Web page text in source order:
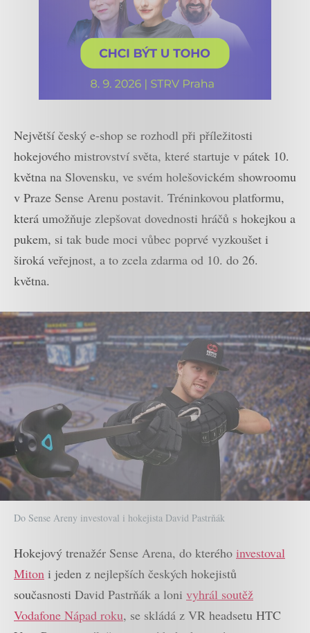
Největší český e-shop se rozhodl při příležitosti
hokejového mistrovství světa, které startuje v pátek 10.
května na Slovensku, ve svém holešovickém showroomu
v Praze Sense Arenu postavit. Tréninkovou platformu,
která umožňuje zlepšovat dovednosti hráčů s hokejkou a
pukem, si tak bude moci vůbec poprvé vyzkoušet i
široká veřejnost, a to zcela zdarma od 10. do 26.
května.
Do Sense Areny investoval i hokejista David Pastrňák
Hokejový trenažér Sense Arena, do kterého investoval
Miton i jeden z nejlepších českých hokejistů
současnosti David Pastrňák a loni vyhrál soutěž
Vodafone Nápad roku, se skládá z VR headsetu HTC